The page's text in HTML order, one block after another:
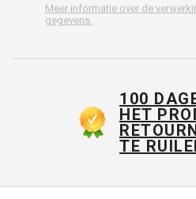
Meer informatie over de
gegevens.
100
HET
TE